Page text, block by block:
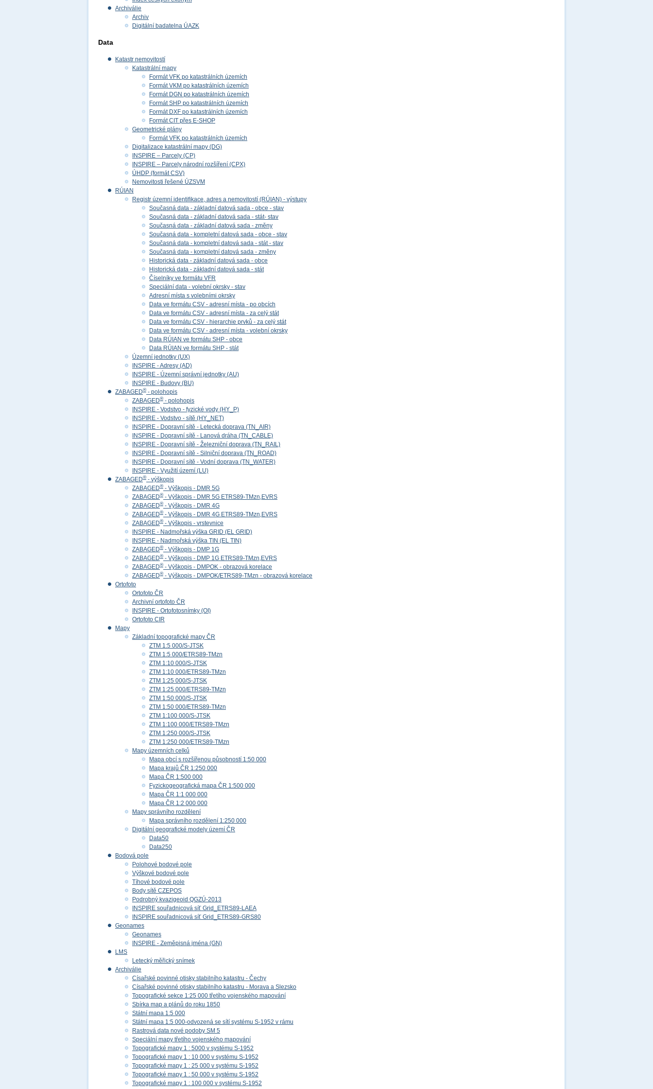
Archiválie
Archiv
Digitální badatelna ÚAZK
Data
Katastr nemovitostí
Katastrální mapy
Formát VFK po katastrálních územích
Formát VKM po katastrálních územích
Formát DGN po katastrálních územích
Formát SHP po katastrálních územích
Formát DXF po katastrálních územích
Formát CIT přes E-SHOP
Geometrické plány
Formát VFK po katastrálních územích
Digitalizace katastrální mapy (DG)
INSPIRE – Parcely (CP)
INSPIRE – Parcely národní rozšíření (CPX)
ÚHDP (formát CSV)
Nemovitosti řešené ÚZSVM
RÚIAN
Registr územní identifikace, adres a nemovitostí (RÚIAN) - výstupy
Současná data - základní datová sada - obce - stav
Současná data - základní datová sada - stát- stav
Současná data - základní datová sada - změny
Současná data - kompletní datová sada - obce - stav
Současná data - kompletní datová sada - stát - stav
Současná data - kompletní datová sada - změny
Historická data - základní datová sada - obce
Historická data - základní datová sada - stát
Číselníky ve formátu VFR
Speciální data - volební okrsky - stav
Adresní místa s volebními okrsky
Data ve formátu CSV - adresní místa - po obcích
Data ve formátu CSV - adresní místa - za celý stát
Data ve formátu CSV - hierarchie prvků - za celý stát
Data ve formátu CSV - adresní místa - volební okrsky
Data RÚIAN ve formátu SHP - obce
Data RÚIAN ve formátu SHP - stát
Územní jednotky (UX)
INSPIRE - Adresy (AD)
INSPIRE - Územní správní jednotky (AU)
INSPIRE - Budovy (BU)
ZABAGED®- polohopis
ZABAGED®- polohopis
INSPIRE - Vodstvo - fyzické vody (HY_P)
INSPIRE - Vodstvo - sítě (HY_NET)
INSPIRE - Dopravní sítě - Letecká doprava (TN_AIR)
INSPIRE - Dopravní sítě - Lanová dráha (TN_CABLE)
INSPIRE - Dopravní sítě - Železniční doprava (TN_RAIL)
INSPIRE - Dopravní sítě - Silniční doprava (TN_ROAD)
INSPIRE - Dopravní sítě - Vodní doprava (TN_WATER)
INSPIRE - Využití území (LU)
ZABAGED®- výškopis
ZABAGED®- Výškopis - DMR 5G
ZABAGED®- Výškopis - DMR 5G ETRS89-TMzn,EVRS
ZABAGED®- Výškopis - DMR 4G
ZABAGED®- Výškopis - DMR 4G ETRS89-TMzn,EVRS
ZABAGED®- Výškopis - vrstevnice
INSPIRE - Nadmořská výška GRID (EL GRID)
INSPIRE - Nadmořská výška TIN (EL TIN)
ZABAGED®- Výškopis - DMP 1G
ZABAGED®- Výškopis - DMP 1G ETRS89-TMzn,EVRS
ZABAGED®- Výškopis - DMPOK - obrazová korelace
ZABAGED®- Výškopis - DMPOK/ETRS89-TMzn - obrazová korelace
Ortofoto
Ortofoto ČR
Archivní ortofoto ČR
INSPIRE - Ortofotosnímky (OI)
Ortofoto CIR
Mapy
Základní topografické mapy ČR
ZTM 1:5 000/S-JTSK
ZTM 1:5 000/ETRS89-TMzn
ZTM 1:10 000/S-JTSK
ZTM 1:10 000/ETRS89-TMzn
ZTM 1:25 000/S-JTSK
ZTM 1:25 000/ETRS89-TMzn
ZTM 1:50 000/S-JTSK
ZTM 1:50 000/ETRS89-TMzn
ZTM 1:100 000/S-JTSK
ZTM 1:100 000/ETRS89-TMzn
ZTM 1:250 000/S-JTSK
ZTM 1:250 000/ETRS89-TMzn
Mapy územních celků
Mapa obcí s rozšířenou působností 1:50 000
Mapa krajů ČR 1:250 000
Mapa ČR 1:500 000
Fyzickogeografická mapa ČR 1:500 000
Mapa ČR 1:1 000 000
Mapa ČR 1:2 000 000
Mapy správního rozdělení
Mapa správního rozdělení 1:250 000
Digitální geografické modely území ČR
Data50
Data250
Bodová pole
Polohové bodové pole
Výškové bodové pole
Tíhové bodové pole
Body sítě CZEPOS
Podrobný kvazigeoid QGZÚ-2013
INSPIRE souřadnicová síť Grid_ETRS89-LAEA
INSPIRE souřadnicová síť Grid_ETRS89-GRS80
Geonames
Geonames
INSPIRE - Zeměpisná jména (GN)
LMS
Letecký měřický snímek
Archiválie
Císařské povinné otisky stabilního katastru - Čechy
Císařské povinné otisky stabilního katastru - Morava a Slezsko
Topografické sekce 1:25 000 třetího vojenského mapování
Sbírka map a plánů do roku 1850
Státní mapa 1:5 000
Státní mapa 1:5 000-odvozená se sítí systému S-1952 v rámu
Rastrová data nové podoby SM 5
Speciální mapy třetího vojenského mapování
Topografické mapy 1 : 5000 v systému S-1952
Topografické mapy 1 : 10 000 v systému S-1952
Topografické mapy 1 : 25 000 v systému S-1952
Topografické mapy 1 : 50 000 v systému S-1952
Topografické mapy 1 : 100 000 v systému S-1952